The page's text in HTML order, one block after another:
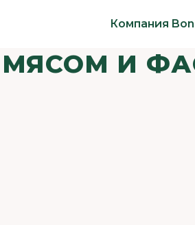
Компания
МЯСОМ И